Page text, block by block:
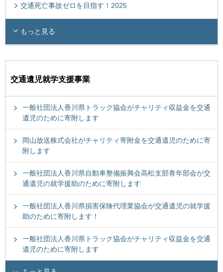
交通死亡事故ゼロを目指す！2025
もっと見る
交通遺児就学支援事業
一般社団法人香川県トラック協会がチャリティ収益金を交通
遺児のために寄附します
岡山放送株式会社がチャリティ寄附金を交通遺児のために寄
附します
一般社団法人香川県自動車整備振興会高松支部青年部会が交
通遺児の就学援助のために寄附します
一般社団法人香川県損害保険代理業協会が交通遺児の就学援
助のために寄附します！
一般社団法人香川県トラック協会がチャリティ収益金を交通
遺児のために寄附します